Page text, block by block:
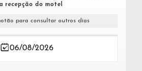
recepção do motel
para consultar outros dias